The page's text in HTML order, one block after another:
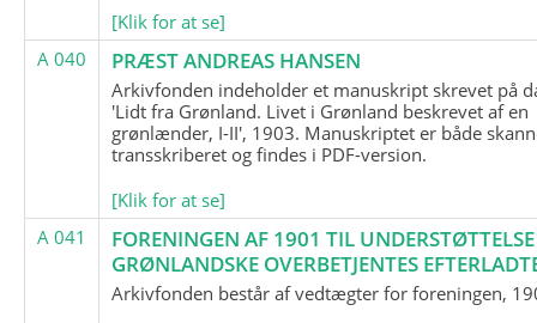
[Klik for at se]
A 040
PRÆST ANDREAS HANSEN
Arkivfonden indeholder et manuskript skrevet på
'Lidt fra Grønland. Livet i Grønland beskrevet af en
grønlænder, I-II', 1903. Manuskriptet er både
transskriberet og findes i PDF-version.
[Klik for at se]
A 041
FORENINGEN AF 1901 TIL
GRØNLANDSKE OVERBETJENTES
Arkivfonden består af vedtægter for foreningen,